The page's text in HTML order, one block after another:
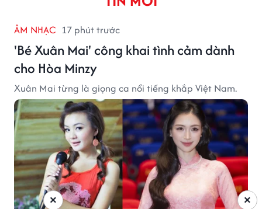
ÂM NHẠC 17 phút trước
'Bé Xuân Mai' công khai tình cảm dành
cho Hòa Minzy
Xuân Mai từng là giọng ca nổi tiếng khắp Việt Nam.
×
×